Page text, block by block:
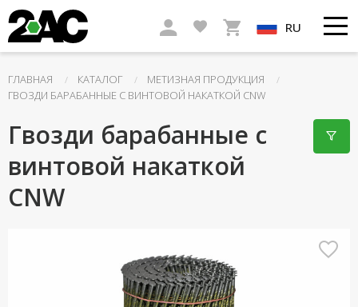
RU
ГЛАВНАЯ КАТАЛОГ
МЕТИЗНАЯ ПРОДУКЦИЯ
ГВОЗДИ БАРАБАННЫЕ С ВИНТОВОЙ НАКАТКОЙ СNW
Гвозди барабанные с
винтовой накаткой
СNW